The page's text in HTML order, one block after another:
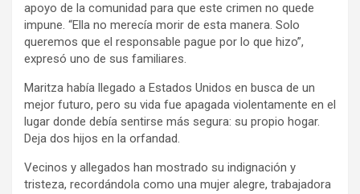
apoyo de la comunidad para que este crimen no quede
impune. “Ella no merecía morir de esta manera. Solo
queremos que el responsable pague por lo que hizo”,
expresó uno de sus familiares.
Maritza había llegado a Estados Unidos en busca de un
mejor futuro, pero su vida fue apagada violentamente en el
lugar donde debía sentirse más segura: su propio hogar.
Deja dos hijos en la orfandad.
Vecinos y allegados han mostrado su indignación y
tristeza, recordándola como una mujer alegre, trabajadora